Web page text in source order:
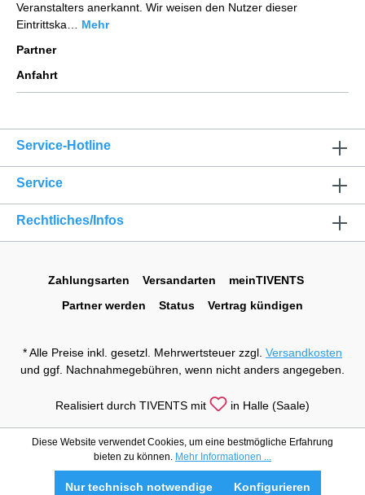
Veranstalters anerkannt. Wir weisen den Nutzer dieser
Eintrittska… Mehr
Partner
Anfahrt
Service-Hotline
Service
Rechtliches/Infos
Zahlungsarten Versandarten
meinTIVENTS
Partner werden
Status Vertrag kündigen
* Alle Preise inkl. gesetzl. Mehrwertsteuer zzgl. Versandkosten
und ggf. Nachnahmegebühren, wenn nicht anders angegeben.
Realisiert durch TIVENTS mit in Halle (Saale)
Diese Website verwendet Cookies, um eine bestmögliche Erfahrung
bieten zu können. Mehr Informationen ...
Nur technisch notwendige Konfigurieren